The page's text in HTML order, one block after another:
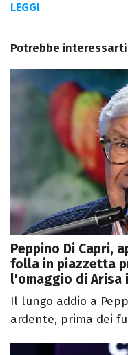
LEGGI
Potrebbe interessarti
Peppino Di Capri,
folla in piazzetta
l'omaggio di Arisa
Il lungo addio a
ardente, prima dei